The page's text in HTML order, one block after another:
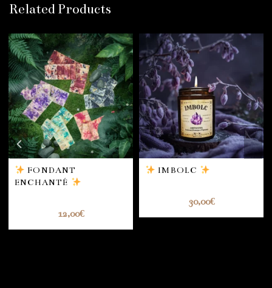
Related Products
FONDANT
ENCHANTÉ
12,00€
IMBOLC
30,00€